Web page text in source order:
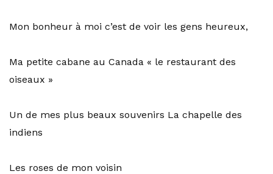
Mon bonheur à moi c’est de voir les gens heureux,
Ma petite cabane au Canada « le restaurant des
oiseaux »
Un de mes plus beaux souvenirs La chapelle des
indiens
Les roses de mon voisin